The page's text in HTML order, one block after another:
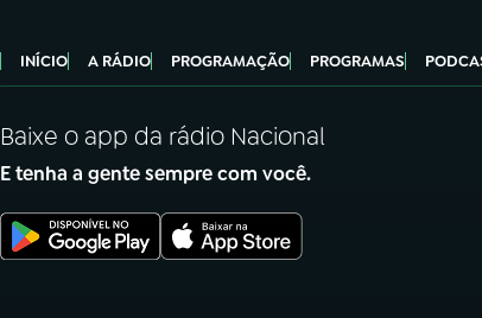
INÍCIO A RÁDIO PROGRAMAÇÃO PROGRAMAS
Baixe o app da rádio Nacional
E tenha a gente sempre com você.